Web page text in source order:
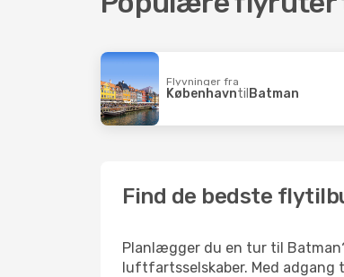
Flyvninger fra
Københavntil Batman
Find de bedste
Planlægger du en tur til
luftfartsselskaber. Med adgang